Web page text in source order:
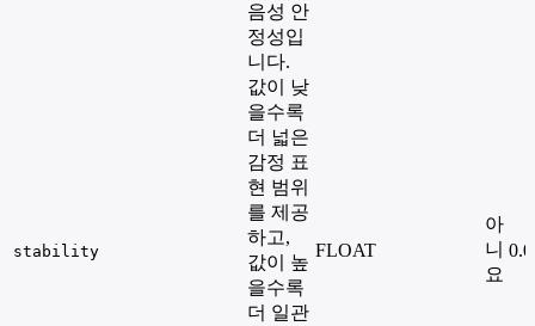
stability
음성 안
정성입
니다.
값이 낮
을수록
더 넓은
감정 표
현 범위
를 제공
하고,
값이 높
을수록
더 일관
FLOAT
아
니
요